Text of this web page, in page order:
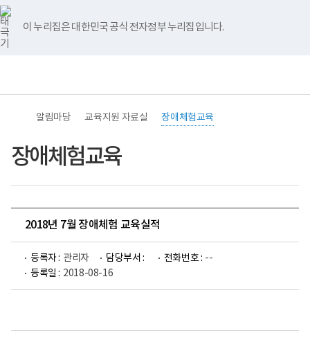
바
로
가
기
메
이 누리집은 대한민국 공식 전자정부 누리집입니다.
너
비
767px
이
하
운
기
건
복
부
립
재
활
앙
장
인
검
메
홈
알림마당 교육지원 자료실 장애체험교육
장애체험교육
2018년 7월 장애체험 교육실적
등록자 : 관리자 담당부서 : 전화번호 : --
등록일 : 2018-08-16
유
튜
브
블
로
그
인
스
타
그
램
페
이
스
북